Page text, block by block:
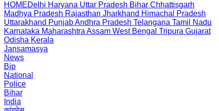
HOMEDelhi Haryana Uttar Pradesh Bihar Chhattisgarh
Madhya Pradesh Rajasthan Jharkhand Himachal Pradesh
Uttarakhand PunjabAndhra Pradesh Telangana Tamil Nadu
Karnataka Maharashtra Assam West Bengal Tripura Gujarat
Odisha Kerala
Jansamasya
News
Bjp
National
Police
Bihar
India